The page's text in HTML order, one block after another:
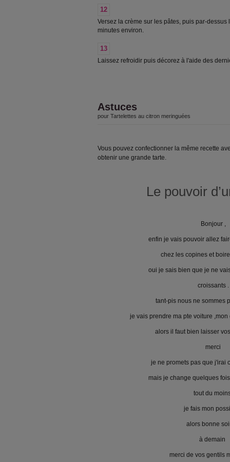
12
Versez la crème sur les pâtes, puis par-
minutes environ.
13
Laissez refroidir puis décorez à l'aide des
Astuces
pour Tartelettes au citron meringuées
Vous pouvez confectionner la même recette
obtenir une grande tarte.
Le pouvoir
Bonjour ,
enfin je vais pouvoir allez
chez les copines et
oui je sais bien que je ne
croissants .
tant-pis nous ne sommes
je vais prendre ma pte voiture
alors il faut bien laisser
merci
je ne promets pas que j'irai
mais je change quelques
tout du
je fais mon
alors bonne
à demain
merci de vos gentils